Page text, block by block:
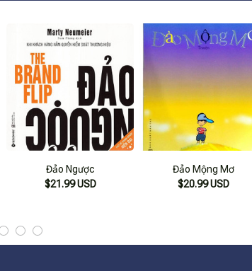
Đảo Ngược
$21.99 USD
Đảo Mộng Mơ
$20.99 USD